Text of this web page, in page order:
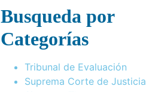
Busqueda por
Categorías
Tribunal de Evaluación
Suprema Corte de Justicia